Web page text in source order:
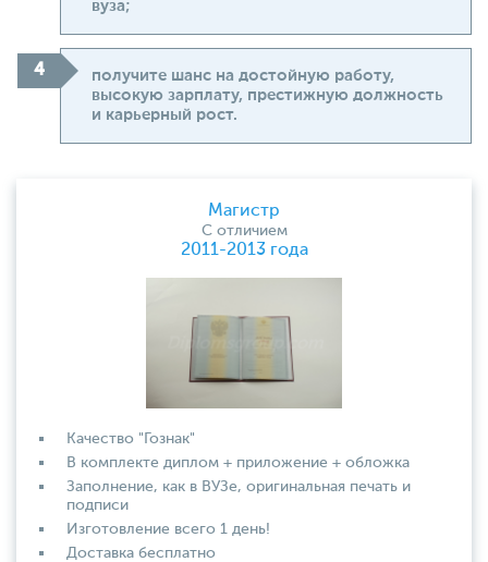
вуза;
получите шанс на достойную работу,
высокую зарплату, престижную должность
и карьерный рост.
Магистр
С отличием
2011-2013 года
Качество "Гознак"
В комплекте диплом + приложение + обложка
Заполнение, как в ВУЗе, оригинальная печать и
подписи
Изготовление всего 1 день!
Доставка бесплатно